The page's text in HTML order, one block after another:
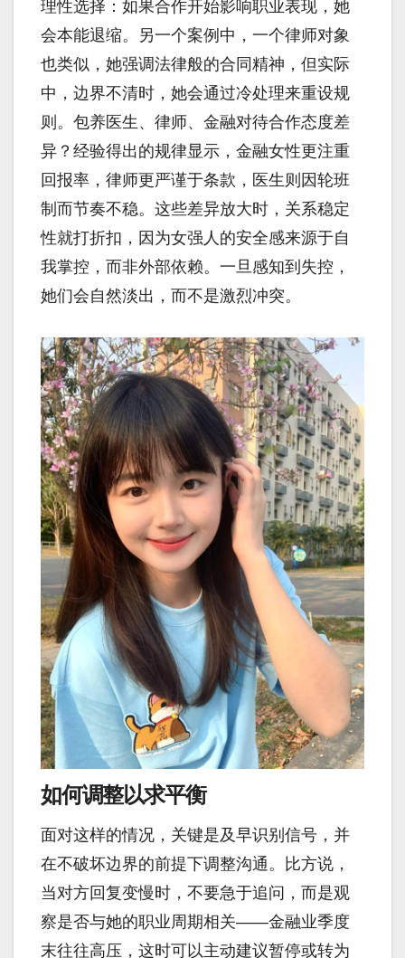
理性选择：如果合作开始影响职业表现，她
会本能退缩。另一个案例中，一个律师对象
也类似，她强调法律般的合同精神，但实际
中，边界不清时，她会通过冷处理来重设规
则。包养医生、律师、金融对待合作态度差
异？经验得出的规律显示，金融女性更注重
回报率，律师更严谨于条款，医生则因轮班
制而节奏不稳。这些差异放大时，关系稳定
性就打折扣，因为女强人的安全感来源于自
我掌控，而非外部依赖。一旦感知到失控，
她们会自然淡出，而不是激烈冲突。
如何调整以求平衡
面对这样的情况，关键是及早识别信号，并
在不破坏边界的前提下调整沟通。比方说，
当对方回复变慢时，不要急于追问，而是观
察是否与她的职业周期相关——金融业季度
末往往高压，这时可以主动建议暂停或转为